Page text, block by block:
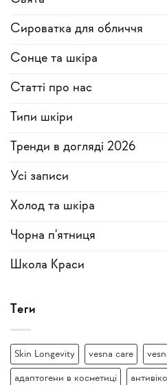
Сироватка для обличчя
Сонце та шкіра
Статті про нас
Типи шкіри
Тренди в догляді 2026
Усi записи
Холод та шкіра
Чорна п'ятниця
Школа Краси
Теги
Skin Longevity vesna care
адаптогени в косметиці